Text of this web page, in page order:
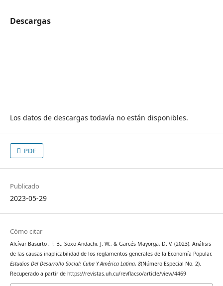
Descargas
Los datos de descargas todavía no están disponibles.
PDF
Publicado
2023-05-29
Cómo citar
Alcívar Basurto , F. B., Soxo Andachi, J. W., & Garcés Mayorga, D. V. (2023). Análisis
de las causas inaplicabilidad de los reglamentos generales de la Economía Popular.
Estudios Del Desarrollo Social: Cuba Y América Latina, 8(Número Especial No. 2).
Recuperado a partir de https://revistas.uh.cu/revflacso/article/view/4469